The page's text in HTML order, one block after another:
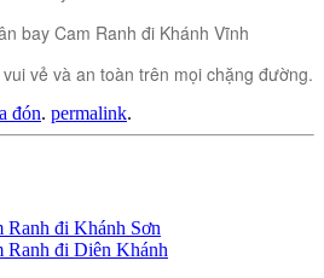
bay Cam Ranh đi Khánh Vĩnh
vẻ và an toàn trên mọi chặng đường.
đón. permalink.
đi Khánh Sơn
đi Diên Khánh